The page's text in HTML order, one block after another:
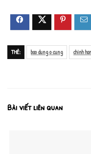
THẺ: bao dung o cung chinh
Bài viết liên quan